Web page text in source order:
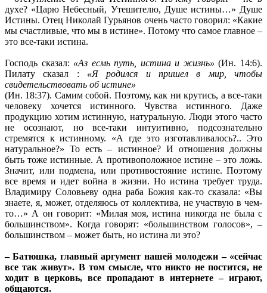
духе? «Царю Небесный, Утешителю, Душе истины…» Душе
Истины. Отец Николай Гурьянов очень часто говорил: «Какие
мы счастливые, что мы в истине». Потому что самое главное –
это все-таки истина.
Господь сказал: «Аз есмь путь, истина и жизнь»(Ин. 14:6).
Пилату сказал : «Я родился и пришел в мир, чтобы
свидетельствовать об истине»
(Ин. 18:37). Самим собой. Поэтому, как ни крутись, а все-таки
человеку хочется истинного. Чувства истинного. Даже
продукцию хотим истинную, натуральную. Люди этого часто
не осознают, но все-таки интуитивно, подсознательно
стремятся к истинному. «А где это изготавливалось?.. Это
натуральное?» То есть – истинное? И отношения должны
быть тоже истинные. А противоположное истине – это ложь.
Значит, или подмена, или противостояние истине. Поэтому
все время и идет война в жизни. Но истина требует труда.
Владимиру Соловьеву одна раба Божия как-то сказала: «Вы
знаете, я, может, отделяюсь от коллектива, не участвую в чем-
то…» А он говорит: «Милая моя, истина никогда не была с
большинством». Когда говорят: «большинством голосов», –
большинством – может быть, но истина ли это?
– Батюшка, главный аргумент нашей молодежи – «сейчас
все так живут». В том смысле, что никто не постится, не
ходит в церковь, все пропадают в интернете – играют,
общаются.